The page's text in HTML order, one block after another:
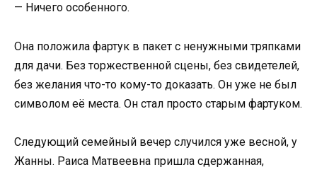
— Ничего особенного.
Она положила фартук в пакет с ненужными тряпками
для дачи. Без торжественной сцены, без свидетелей,
без желания что-то кому-то доказать. Он уже не был
символом её места. Он стал просто старым фартуком.
Следующий семейный вечер случился уже весной, у
Жанны. Раиса Матвеевна пришла сдержанная,